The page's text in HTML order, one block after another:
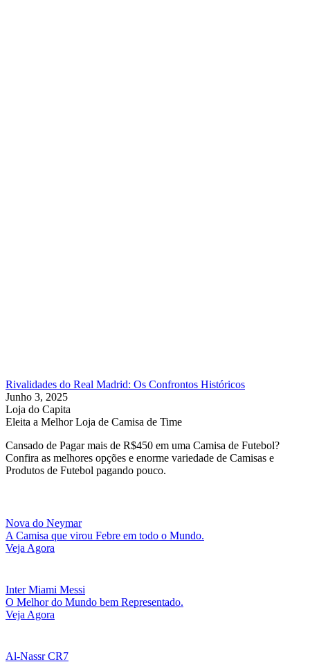
Rivalidades do Real Madrid: Os Confrontos Históricos
Junho 3, 2025
Loja do Capita
Eleita a Melhor Loja de Camisa de Time
Cansado de Pagar mais de R$450 em uma Camisa de Futebol?
Confira as melhores opções e enorme variedade de Camisas e
Produtos de Futebol pagando pouco.
Nova do Neymar
A Camisa que virou Febre em todo o Mundo.
Veja Agora
Inter Miami Messi
O Melhor do Mundo bem Representado.
Veja Agora
Al-Nassr CR7